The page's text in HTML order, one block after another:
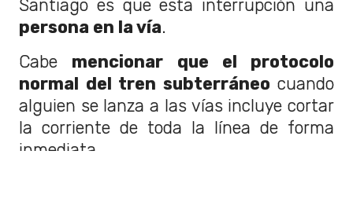
Santiago es que esta interrupción una
persona en la vía.
Cabe mencionar que el protocolo
normal del tren subterráneo cuando
alguien se lanza a las vías incluye cortar
la corriente de toda la línea de forma
inmediata.